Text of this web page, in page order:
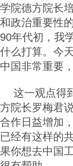
学院德方院长
和政治重要性
90年代初，我
什么打算。今
中国非常重要
这一观点得
方院长罗梅君
合作日益增加
已经有这样的
果你想去中国